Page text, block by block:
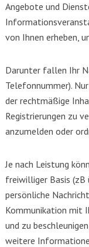
Angebote und
von Ihnen erheben,
Darunter fallen Ihr
Telefonnummer).
der rechtmäßige
Registrierungen zu
anzumelden oder
Je nach Leistung
freiwilliger Basis (zB
persönliche
Kommunikation mit
und zu
weitere